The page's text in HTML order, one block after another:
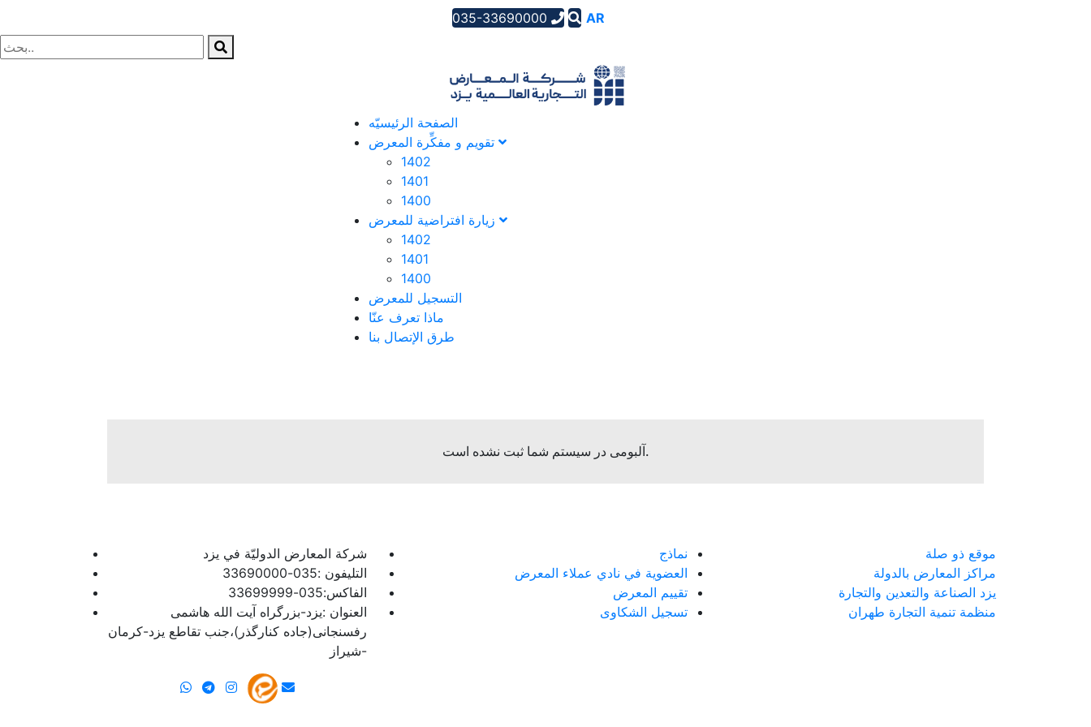
035-33690000 AR
الصفحة الرئیسیّه
تقویم و مفکِّرة المعرض
1402
1401
1400
1402
1401
1400
التسجیل للمعرض
ماذا تعرف عنّا
طرق الإتصال بنا
آلبومی در سیستم شما ثبت نشده است.
شرکة المعارض الدولیّة في یزد
التلیفون :035-33690000
الفاکس:035-33699999
العنوان :یزد-بزرگراه آیت الله هاشمی
رفسنجانی(جاده کنارگذر)،جنب تقاطع یزد-کرمان
-شیراز
نماذج
العضوية في نادي عملاء المعرض
تقييم المعرض
تسجيل الشكاوى
موقع ذو صلة
مراكز المعارض بالدولة
يزد الصناعة والتعدين والتجارة
منظمة تنمية التجارة طهران